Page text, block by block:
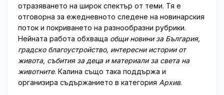
отразяването на широк спектър от теми. Тя е
отговорна за ежедневното следене на новинарския
поток и покриването на разнообразни рубрики.
Нейната работа обхваща общи новини за България,
градско благоустройство, интересни истории от
живота, събития за деца и материали за света на
животните. Калина също така поддържа и
организира съдържанието в категория Архив.